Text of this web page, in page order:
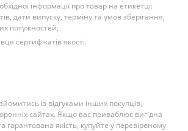
інформації про товар на етикетці:
дати випуску, терміну та умов зберігання,
потужностей;
сертифікатів якості.
із відгуками інших покупців,
сайтах. Якщо вас приваблює вигідна
гарантована якість, купуйте у перевіреному